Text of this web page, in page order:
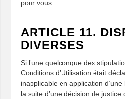
pour vous.
ARTICLE 11.
DIVERSES
Si l’une quelconque des
Conditions d’Utilisation était
inapplicable en application d’une
la suite d’une décision de